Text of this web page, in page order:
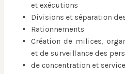
et exécutions
Divisions et séparation
Rationnements
Création de milices,
et de surveillance des
de concentration et